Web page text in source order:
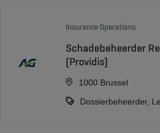
Insurance Operations
Schadebeheerder
(Providis)
1000 Brussel
Dossierbeheerder,